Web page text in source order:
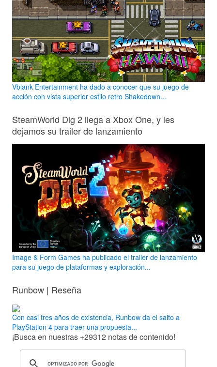
Vblank Entertainment ha dado a conocer que su juego de
acción con vista superior estilo retro Shakedown...
SteamWorld Dig 2 llega a Xbox One, y les
dejamos su trailer de lanzamiento
Image & Form Games ha publicado el trailer de lanzamiento
para su juego de plataformas y exploración...
Runbow | Reseña
Con casi tres años de existencia, Runbow da el salto a
PlayStation 4 para traer una propuesta...
¡Busca en nuestras +29312 notas de contenido!